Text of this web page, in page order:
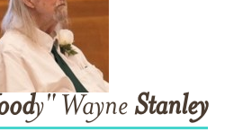
y" Wayne Stanley